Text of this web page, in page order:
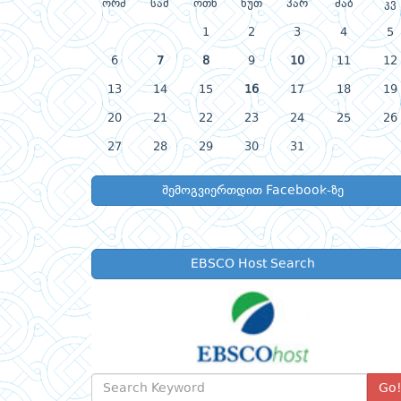
ორშ სამ ოთხ ხუთ პარ შაბ კვ
1 2 3 4 5
6 7 8 9 10 11 12
13 14 15 16 17 18 19
20 21 22 23 24 25 26
27 28 29 30 31
შემოგვიერთდით Facebook-ზე
EBSCO Host Search
Go!